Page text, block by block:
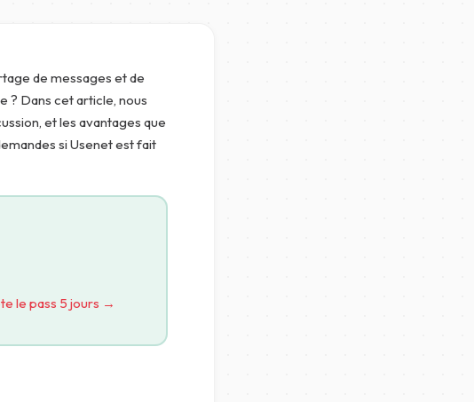
de messages et de
? Dans cet article, nous
et les avantages que
si Usenet est fait
le pass 5 jours →